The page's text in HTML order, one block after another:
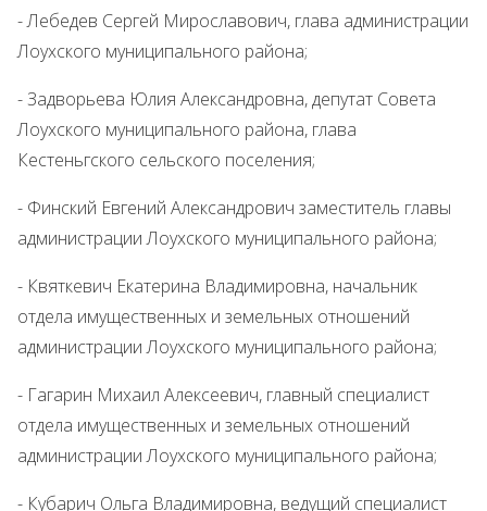
- Лебедев Сергей Мирославович, глава администрации
Лоухского муниципального района;
- Задворьева Юлия Александровна, депутат Совета
Лоухского муниципального района, глава
Кестеньгского сельского поселения;
- Финский Евгений Александрович заместитель главы
администрации Лоухского муниципального района;
- Квяткевич Екатерина Владимировна, начальник
отдела имущественных и земельных отношений
администрации Лоухского муниципального района;
- Гагарин Михаил Алексеевич, главный специалист
отдела имущественных и земельных отношений
администрации Лоухского муниципального района;
- Кубарич Ольга Владимировна, ведущий специалист